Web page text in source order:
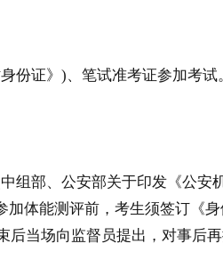
证》)、笔试准考证参加考试
部、公安部关于印发《公安
体能测评前，考生须签订《身
当场向监督员提出，对事后再